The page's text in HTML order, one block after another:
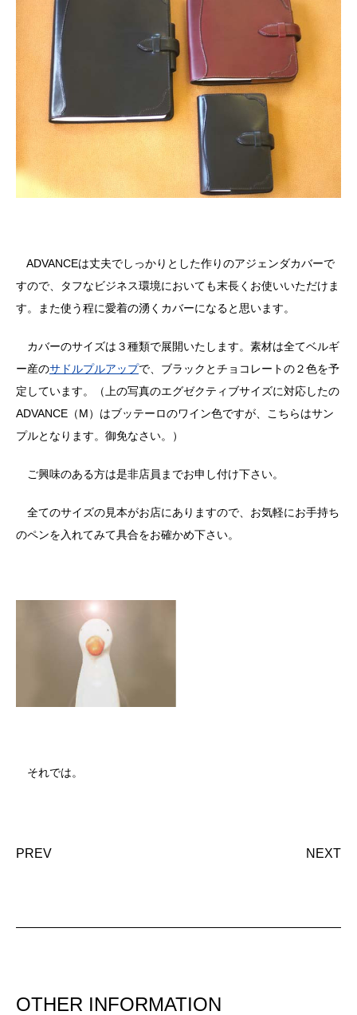
ADVANCEは丈夫でしっかりとした作りのアジェンダカバーで
すので、タフなビジネス環境においても末長くお使いいただけま
す。また使う程に愛着の湧くカバーになると思います。
カバーのサイズは３種類で展開いたします。素材は全てベルギ
ー産のサドルプルアップで、ブラックとチョコレートの２色を予
定しています。（上の写真のエグゼクティブサイズに対応したの
ADVANCE（M）はブッテーロのワイン色ですが、こちらはサン
プルとなります。御免なさい。）
ご興味のある方は是非店員までお申し付け下さい。
全てのサイズの見本がお店にありますので、お気軽にお手持ち
のペンを入れてみて具合をお確かめ下さい。
それでは。
PREV NEXT
OTHER INFORMATION